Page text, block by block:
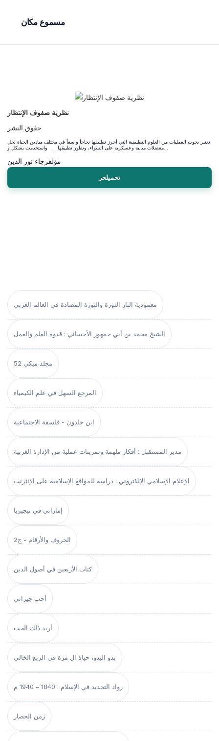
مسموع مكان
معمودية النار الثورة والثورة المضادة في العالم العربي
الشيخ محمد بن أبي جمهور الأحسائي : قدوة العلم والعمل
مجلد ميكي 52
المرجع السهل في علم الكيمياء
ابن خلدون - فلسفة الاجتماعية
مدير المستقبل : أفكار ملهمة وتمرينات عملية من الإدارة الغربية
الإعلام الإسلامي الإلكتروني : دراسة للمواقع الإسلامية على الإنترنت
إماراتي في نيجيريا
الحروف والأرقام - ج2
كتاب الأربعين في أصول الدين
أحب جيراني
أريد ذلك الحب
بدو البدو، حياة آل مرة في الربع الخالي
رواد التجديد في الإسلام : 1840 – 1940 م
زمن الحصار
نظرية صفوف الإنتظار
حقوق النشر
تعتبر بحوث العمليات من العلوم التطبيقية التي أحرز تطبيقها نجاحاً واسعاً في مختلف ميادين الحياة لحل
مؤلفرجاء نور الدين
تحميلحر